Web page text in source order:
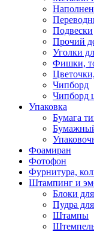
Подвески
Прочий
Уголки
Фишки,
Чипборд
Чипборд
Упаковка
Бумага
Фоамиран
Фотофон
Фурнитура,
Штампинг и
Блоки
Пудра
Штампы